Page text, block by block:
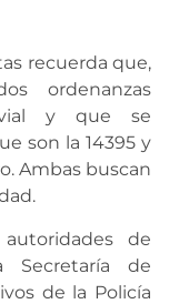
recuerda que,
ordenanzas
vial y que se
son la 14395 y
Ambas buscan
de
Secretaría de
de la Policía